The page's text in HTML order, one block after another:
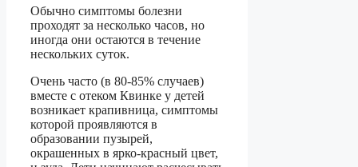
Обычно симптомы болезни
проходят за несколько часов, но
иногда они остаются в течение
нескольких суток.
Очень часто (в 80-85% случаев)
вместе с отеком Квинке у детей
возникает крапивница, симптомы
которой проявляются в
образовании пузырей,
окрашенных в ярко-красный цвет,